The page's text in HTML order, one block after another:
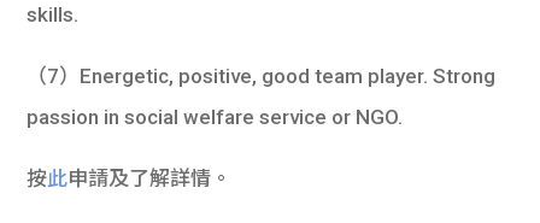
skills.
（7）Energetic, positive, good team player. Strong
passion in social welfare service or NGO.
按此申請及了解詳情。